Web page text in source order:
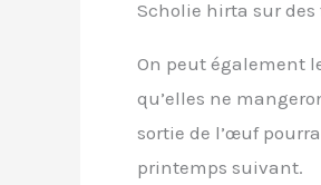
Scholie hirta sur
On peut également
qu’elles ne
sortie de l’œuf
printemps suivant.